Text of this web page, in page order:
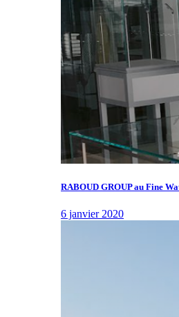
RABOUD GROUP au Fine
6 janvier 2020